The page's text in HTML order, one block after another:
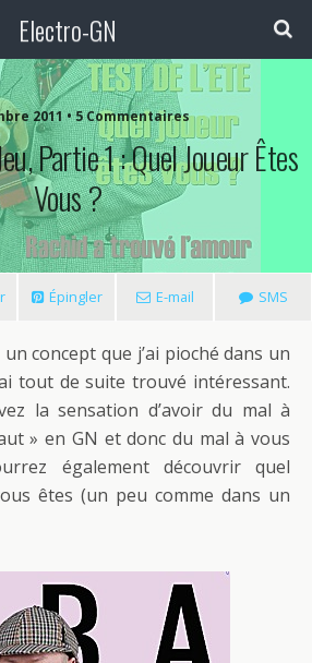
Electro-GN
2011 • 5 Commentaires
Partie 1 : Quel Joueur Êtes
Vous ?
Épingler E-mail SMS
concept que j’ai pioché dans un
tout de suite trouvé intéressant.
la sensation d’avoir du mal à
» en GN et donc du mal à vous
également découvrir quel
êtes (un peu comme dans un